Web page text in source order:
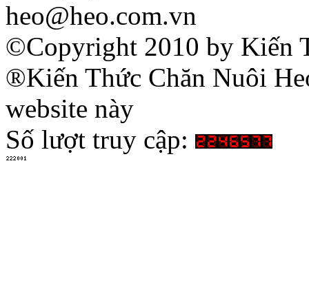
heo@heo.com.vn
©Copyright 2010 by Kiến
®Kiến Thức Chăn Nuôi
website này
Số lượt truy cập: